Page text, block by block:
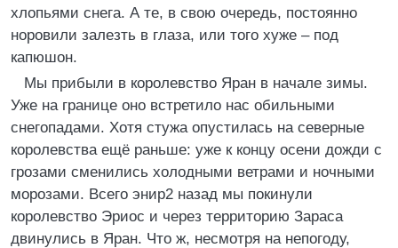
хлопьями снега. А те, в свою очередь, постоянно
норовили залезть в глаза, или того хуже – под
капюшон.
Мы прибыли в королевство Яран в начале зимы.
Уже на границе оно встретило нас обильными
снегопадами. Хотя стужа опустилась на северные
королевства ещё раньше: уже к концу осени дожди с
грозами сменились холодными ветрами и ночными
морозами. Всего энир2 назад мы покинули
королевство Эриос и через территорию Зараса
двинулись в Яран. Что ж, несмотря на непогоду,